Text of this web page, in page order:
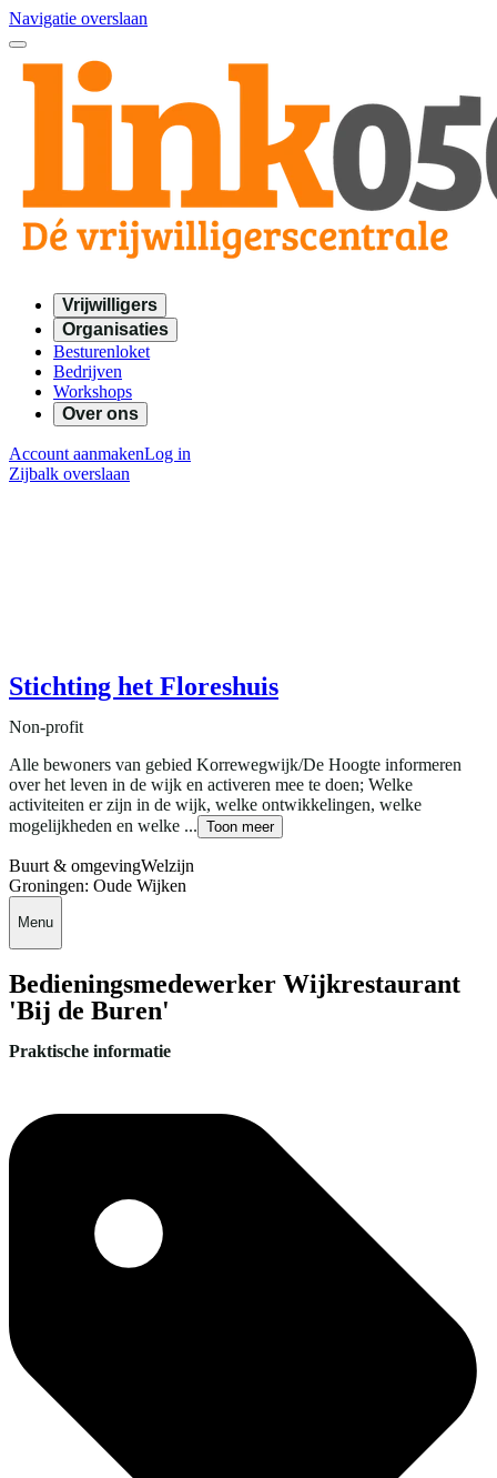
Navigatie overslaan
Vrijwilligers
Organisaties
Besturenloket
Bedrijven
Workshops
Over ons
Account aanmakenLog in
Zijbalk overslaan
Stichting het Floreshuis
Non-profit
Alle bewoners van gebied Korrewegwijk/De Hoogte informeren
over het leven in de wijk en activeren mee te doen; Welke
activiteiten er zijn in de wijk, welke ontwikkelingen, welke
mogelijkheden en welke ... Toon meer
Buurt & omgevingWelzijn
Groningen: Oude Wijken
Menu
Bedieningsmedewerker Wijkrestaurant
'Bij de Buren'
Praktische informatie